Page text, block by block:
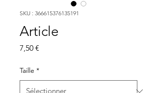
SKU : 366615376135191
Article
7,50 €
Taille *